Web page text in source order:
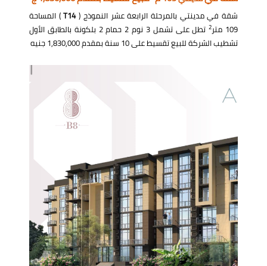
شقة في مدينتي بالمرحلة الرابعة عشر النموذج (T14) المساحة
109 متر
2
تطل على تشمل 3 نوم 2 حمام 2 بلكونة بالطابق الأول
تشطيب الشركة للبيع تقسيط على 10 سنة بمقدم 1,830,000 جنيه